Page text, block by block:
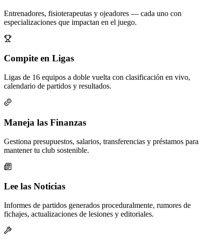
Entrenadores, fisioterapeutas y ojeadores — cada uno con
especializaciones que impactan en el juego.
Compite en Ligas
Ligas de 16 equipos a doble vuelta con clasificación en vivo,
calendario de partidos y resultados.
Maneja las Finanzas
Gestiona presupuestos, salarios, transferencias y préstamos para
mantener tu club sostenible.
Lee las Noticias
Informes de partidos generados proceduralmente, rumores de
fichajes, actualizaciones de lesiones y editoriales.